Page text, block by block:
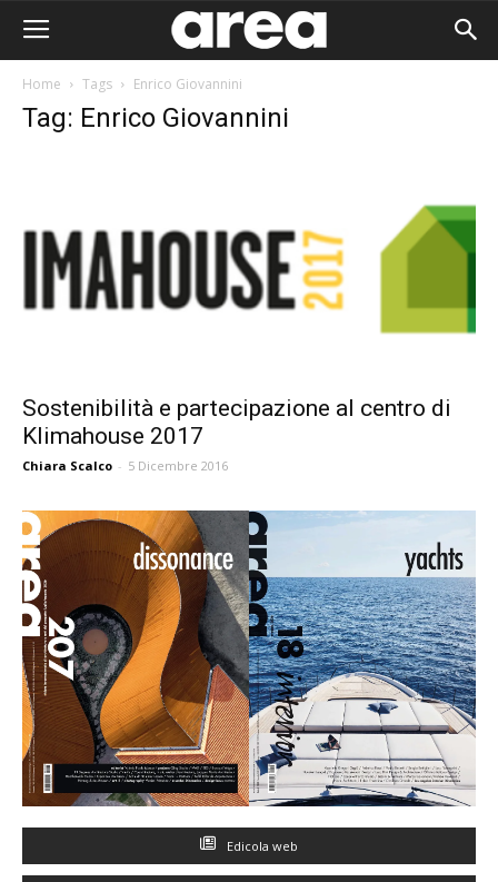
Home Tags Enrico Giovannini
Tag: Enrico Giovannini
Sostenibilità e partecipazione al centro di
Klimahouse 2017
Chiara Scalco - 5 Dicembre 2016
Edicola web